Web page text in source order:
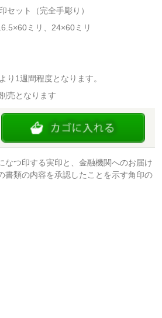
セット（完全手彫り）
ミリ、24×60ミリ
り1週間程度となります。
売となります
なつ印する実印と、金融機関へのお届け
書類の内容を承認したことを示す角印の